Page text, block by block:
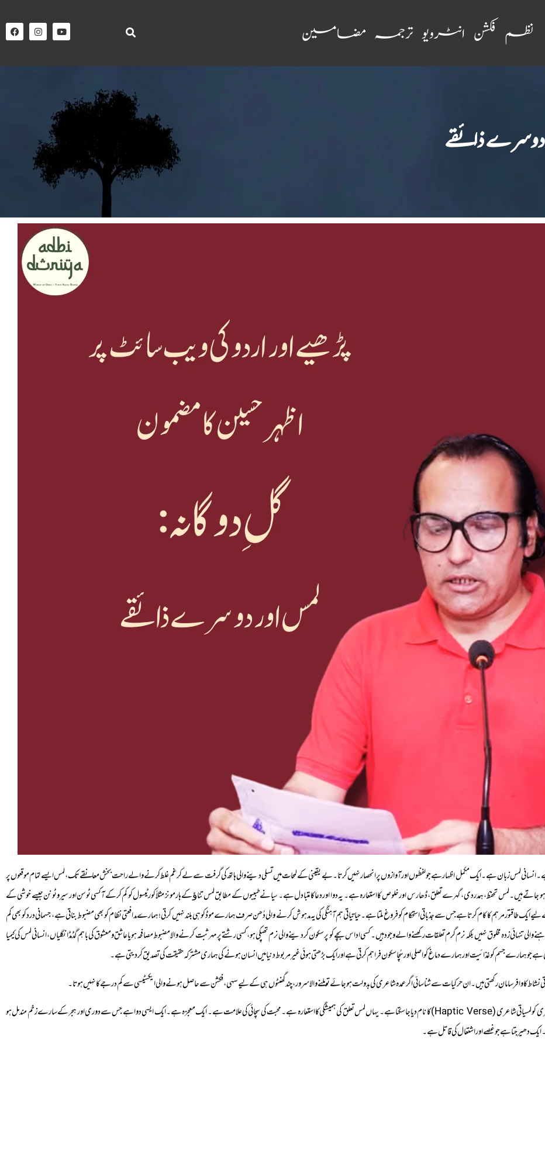
نظم فکشن انٹرویو ترجمہ مضامین
دوسرے ذائقے
لمس زبان ہے۔ ایک مکمل اظہار ہے جو لفظوں اور آوازوں پر انحصار نہیں کرتا۔ بے یقینی کے لمحات میں تسلی دینے والی ہاتھ کی گرفت سے لے کر غم غلط کرنے والے راحت بخش معانقے تک، لمس ایسے تمام موقعوں پر
جاتے ہیں۔ لمس تحفظ، ہمدردی، گہرے تعلق، ڈھارس اور خلوص کا استعارہ ہے۔ یہ دوا اور دعا کا متبادل ہے۔ سیانے طبیبوں کے مطابق لمس تناﺅ کے ہارمونز مثلاً کورٹیسول کو کم کرکے آکسی ٹوسن اور سیروٹونن جیسے خوشی کے
ایک طاقتور مرہم کا کام کرتا ہے جس سے جذباتی استحکام کو فروغ ملتا ہے۔ حیاتیاتی ہم آہنگی کی یہ مدہوش کرنے والی دُھن صرف ہمارے موڈ کو ہی بلند نہیں کرتی؛ ہمارے مدافعتی نظام کو بھی مضبوط بناتی ہے، جسمانی درد کو بھی کم
تنہائی زدہ مخلوق نہیں بلکہ نرم گرم تعلقات رکھنے والے وجود ہیں۔ کسی اداس بچے کو پرسکون کردینے والی نرم تھپکی ہو، کسی رشتے پر مہر ثبت کرنے والا مضبوط مصافحہ ہو یا عاشق و معشوق کی باہم گڈمڈ انگلیاں، انسانی لمس کی کیمیا
جو ہمارے جسم کو غذائیت اور ہمارے دماغ کو اصلی اور سُچا سکون فراہم کرتی ہے اور ایک بڑھتی ہوئی غیر مربوط دنیا میں انسان ہونے کی ہماری مشترکہ حقیقت کی تصدیق کردیتی ہے۔
نشاط کا وافر سامان رکھتی ہیں۔ ان حرکیات سے شناسائی اگر عمدہ شاعری کی بدولت ہوجائے تو ملنے والا سرور، چند گھنٹوں ہی کے لیے سہی، فکشن سے حاصل ہونے والی ایکسٹیسی سے کم درجے کا نہیں ہوتا۔
سید کاشف رضا کی “گلِ دوگانہ” کی منتخب غزلیہ شاعری کو لمسیاتی شاعری ( Haptic Verse) کا نام دیا جاسکتا ہے۔ یہاں لمس تعلق کی ہمیشگی کا استعارہ ہے۔ محبت کی سچائی کی علامت ہے۔ ایک معجزہ ہے۔ ایک ایسی دوا ہے جس سے دوری اور ہجر کے سارے زخم مندمل ہو
دھیرجتا ہے جو غصے اور اشتعال کی قاتل ہے۔